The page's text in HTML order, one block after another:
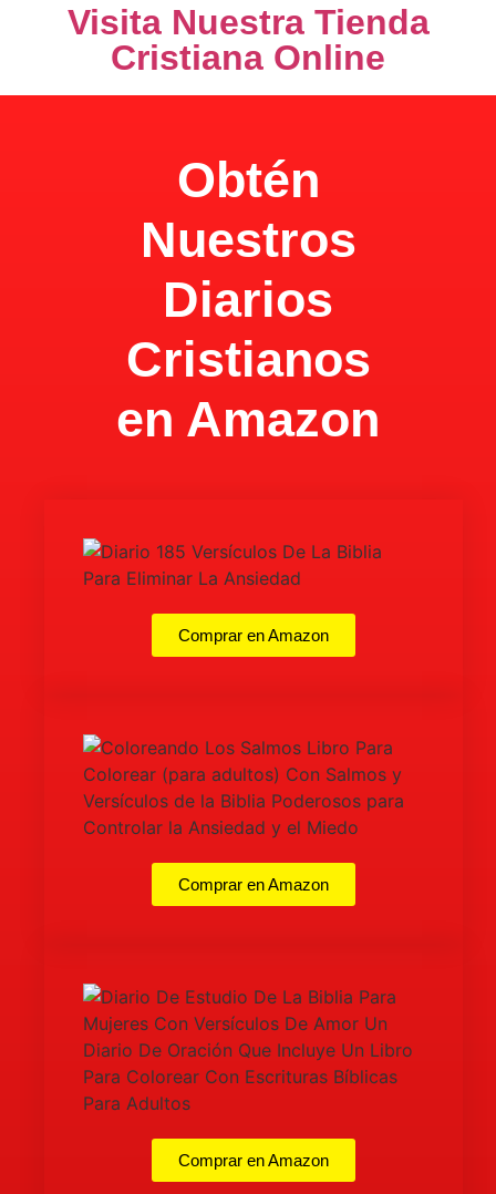
Visita Nuestra Tienda
Cristiana Online
Obtén
Nuestros
Diarios
Cristianos
en Amazon
Comprar en Amazon
Comprar en Amazon
Comprar en Amazon